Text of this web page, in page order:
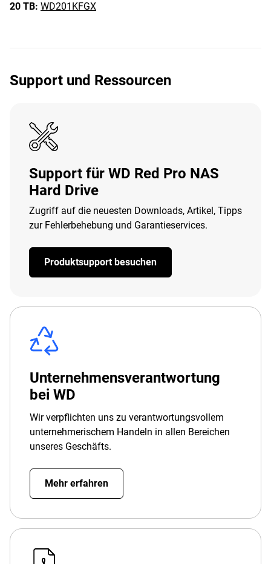
20 TB: WD201KFGX
Support und Ressourcen
Support für WD Red Pro NAS
Hard Drive
Zugriff auf die neuesten Downloads, Artikel, Tipps
zur Fehlerbehebung und Garantieservices.
Produktsupport besuchen
Unternehmensverantwortung
bei WD
Wir verpflichten uns zu verantwortungsvollem
unternehmerischem Handeln in allen Bereichen
unseres Geschäfts.
Mehr erfahren